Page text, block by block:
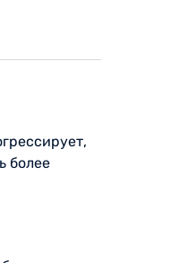
более